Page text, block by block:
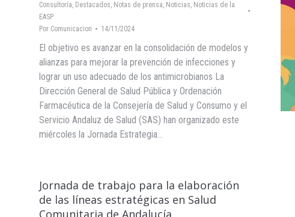
Consultoría, Destacados, Notas de prensa, Noticias, Noticias de la
EASP
Por Comunicacion 14/11/2024
El objetivo es avanzar en la consolidación de modelos y
alianzas para mejorar la prevención de infecciones y
lograr un uso adecuado de los antimicrobianos La
Dirección General de Salud Pública y Ordenación
Farmacéutica de la Consejería de Salud y Consumo y el
Servicio Andaluz de Salud (SAS) han organizado este
miércoles la Jornada Estrategia…
Jornada de trabajo para la elaboración
de las líneas estratégicas en Salud